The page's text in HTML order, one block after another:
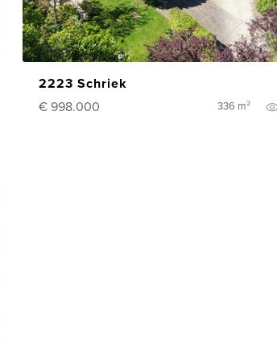
2223 Schriek
€ 998.000
336 m²